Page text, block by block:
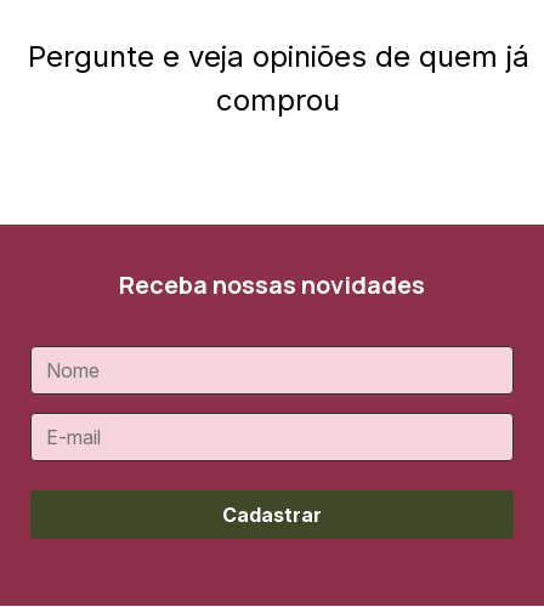
Pergunte e veja opiniões de quem já
comprou
Receba nossas novidades
Cadastrar